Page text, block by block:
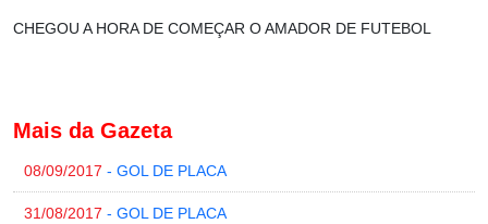
CHEGOU A HORA DE COMEÇAR O AMADOR DE FUTEBOL
Mais da Gazeta
08/09/2017 - GOL DE PLACA
31/08/2017 - GOL DE PLACA